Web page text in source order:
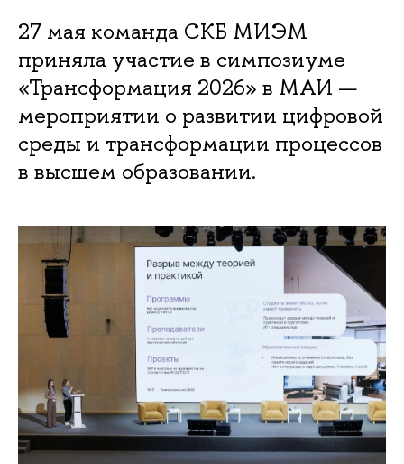
27 мая команда СКБ МИЭМ
приняла участие в симпозиуме
«Трансформация 2026» в МАИ —
мероприятии о развитии цифровой
среды и трансформации процессов
в высшем образовании.